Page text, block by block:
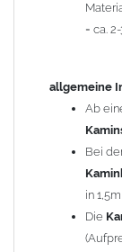
= ca.
allgemeine
Ab
Bei
in
Die